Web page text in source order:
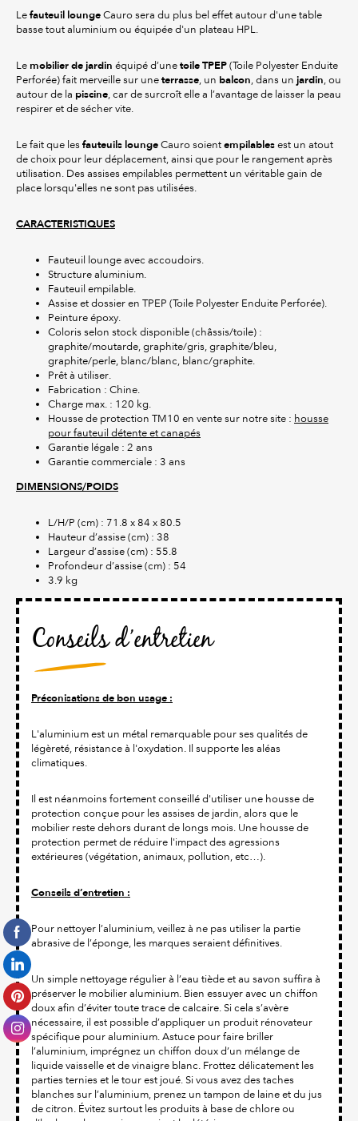
Le fauteuil lounge Cauro sera du plus bel effet autour d'une table
basse tout aluminium ou équipée d'un plateau HPL.
Le mobilier de jardin équipé d’une toile TPEP (Toile Polyester Enduite
Perforée) fait merveille sur une terrasse, un balcon, dans un jardin, ou
autour de la piscine, car de surcroît elle a l’avantage de laisser la peau
respirer et de sécher vite.
Le fait que les fauteuils lounge Cauro soient empilables est un atout
de choix pour leur déplacement, ainsi que pour le rangement après
utilisation. Des assises empilables permettent un véritable gain de
place lorsqu'elles ne sont pas utilisées.
CARACTERISTIQUES
Fauteuil lounge avec accoudoirs.
Structure aluminium.
Fauteuil empilable.
Assise et dossier en TPEP (Toile Polyester Enduite Perforée).
Peinture époxy.
Coloris selon stock disponible (châssis/toile) :
graphite/moutarde, graphite/gris, graphite/bleu,
graphite/perle, blanc/blanc, blanc/graphite.
Prêt à utiliser.
Fabrication : Chine.
Charge max. : 120 kg.
Housse de protection TM10 en vente sur notre site : housse
pour fauteuil détente et canapés
Garantie légale : 2 ans
Garantie commerciale : 3 ans
DIMENSIONS/POIDS
L/H/P (cm) : 71.8 x 84 x 80.5
Hauteur d’assise (cm) : 38
Largeur d’assise (cm) : 55.8
Profondeur d’assise (cm) : 54
3.9 kg
Conseils d’entretien
Préconisations de bon usage :
L'aluminium est un métal remarquable pour ses qualités de
légèreté, résistance à l'oxydation. Il supporte les aléas
climatiques.
Il est néanmoins fortement conseillé d'utiliser une housse de
protection conçue pour les assises de jardin, alors que le
mobilier reste dehors durant de longs mois. Une housse de
protection permet de réduire l'impact des agressions
extérieures (végétation, animaux, pollution, etc…).
Conseils d’entretien :
Pour nettoyer l’aluminium, veillez à ne pas utiliser la partie
abrasive de l’éponge, les marques seraient définitives.
Un simple nettoyage régulier à l’eau tiède et au savon suffira à
préserver le mobilier aluminium. Bien essuyer avec un chiffon
doux afin d’éviter toute trace de calcaire. Si cela s’avère
nécessaire, il est possible d’appliquer un produit rénovateur
spécifique pour aluminium. Astuce pour faire briller
l’aluminium, imprégnez un chiffon doux d’un mélange de
liquide vaisselle et de vinaigre blanc. Frottez délicatement les
parties ternies et le tour est joué. Si vous avez des taches
blanches sur l’aluminium, prenez un tampon de laine et du jus
de citron. Évitez surtout les produits à base de chlore ou